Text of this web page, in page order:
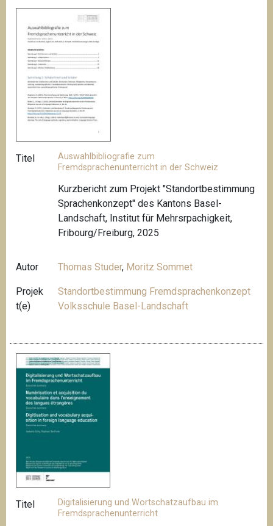
Titel
Auswahlbibliografie zum
Fremdsprachenunterricht in der Schweiz
Kurzbericht zum Projekt "Standortbestimmung
Sprachenkonzept" des Kantons Basel-
Landschaft, Institut für Mehrsrpachigkeit,
Fribourg/Freiburg, 2025
Autor Thomas Studer, Moritz Sommet
Projek
t(e)
Standortbestimmung Fremdsprachenkonzept
Volksschule Basel-Landschaft
Titel
Digitalisierung und Wortschatzaufbau im
Fremdsprachenunterricht